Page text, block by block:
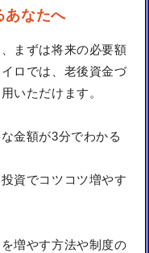
あなたへ
まずは将来の必要額
ロでは、老後資金づ
いただけます。
金額が3分でわかる
投資でコツコツ増やす
を増やす方法や制度の